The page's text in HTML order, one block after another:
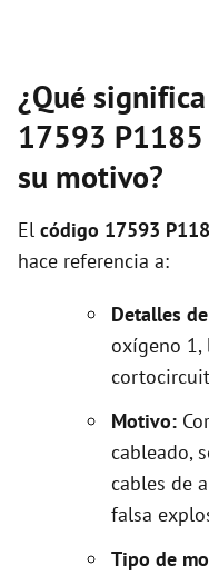
¿Qué
17593 P1185
su motivo?
El código 17593
hace referencia a:
Detalles
oxígeno 1,
Motivo:
cableado,
cables de
falsa
Tipo de